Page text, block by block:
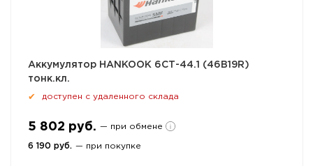
Аккумулятор HANKOOK 6СТ-44.1 (46B19R)
тонк.кл.
✔ доступен с удаленного склада
5 802 руб. — при обмене
6 190 руб. — при покупке